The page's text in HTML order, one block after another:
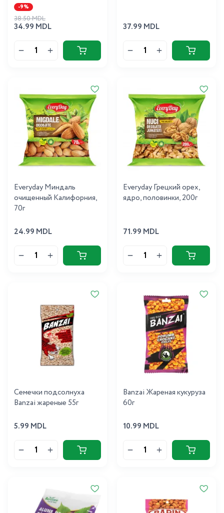
-9%
34.99 MDL
38.50 MDL
37.99 MDL
Everyday Миндаль
очищенный Калифорния,
70г
24.99 MDL
Everyday Грецкий орех,
ядро, половинки, 200г
71.99 MDL
Семечки подсолнуха
Banzai жареные 55г
5.99 MDL
Banzai Жареная кукуруза
60г
10.99 MDL